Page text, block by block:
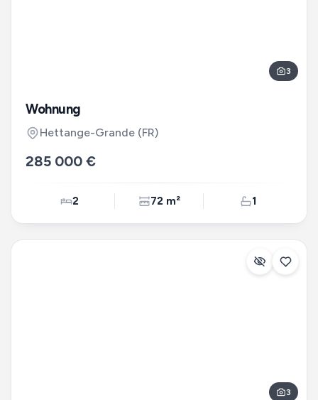
3
Wohnung
Hettange-Grande (FR)
285 000 €
2 72 m² 1
3